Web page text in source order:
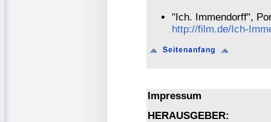
"Ich. Immendorff",
http://film.de/Ich-
Impressum
HERAUSGEBER: